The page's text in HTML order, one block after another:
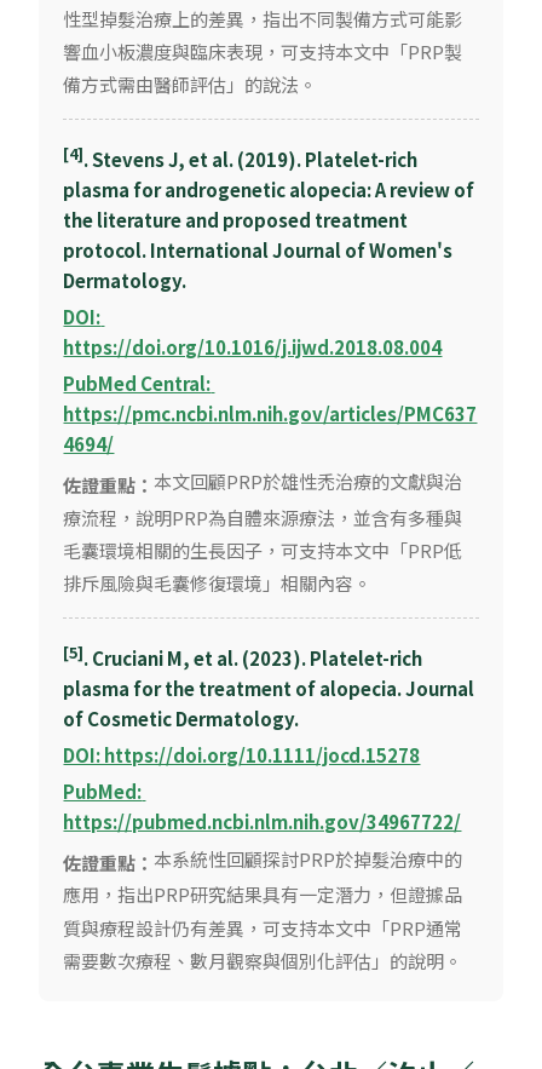
性型掉髮治療上的差異，指出不同製備方式可能影
響血小板濃度與臨床表現，可支持本文中「PRP製
備方式需由醫師評估」的說法。
[4]. Stevens J, et al. (2019). Platelet-rich
plasma for androgenetic alopecia: A review of
the literature and proposed treatment
protocol. International Journal of Women's
Dermatology.
DOI:
https://doi.org/10.1016/j.ijwd.2018.08.004
PubMed Central:
https://pmc.ncbi.nlm.nih.gov/articles/PMC637
4694/
佐證重點： 本文回顧PRP於雄性禿治療的文獻與治
療流程，說明PRP為自體來源療法，並含有多種與
毛囊環境相關的生長因子，可支持本文中「PRP低
排斥風險與毛囊修復環境」相關內容。
[5]. Cruciani M, et al. (2023). Platelet-rich
plasma for the treatment of alopecia. Journal
of Cosmetic Dermatology.
DOI: https://doi.org/10.1111/jocd.15278
PubMed:
https://pubmed.ncbi.nlm.nih.gov/34967722/
佐證重點： 本系統性回顧探討PRP於掉髮治療中的
應用，指出PRP研究結果具有一定潛力，但證據品
質與療程設計仍有差異，可支持本文中「PRP通常
需要數次療程、數月觀察與個別化評估」的說明。